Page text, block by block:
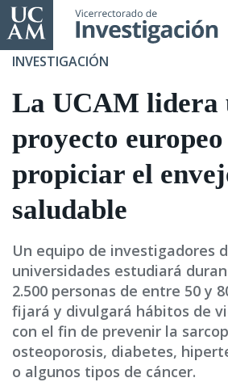
Pasar
al
contenido
INVESTIGACIÓN
La UCAM lidera
proyecto
propiciar el
saludable
Un equipo de investigadores
universidades estudiará
2.500 personas de entre 50 y
fijará y divulgará hábitos de
con el fin de prevenir la
osteoporosis, diabetes,
o algunos tipos de cáncer.